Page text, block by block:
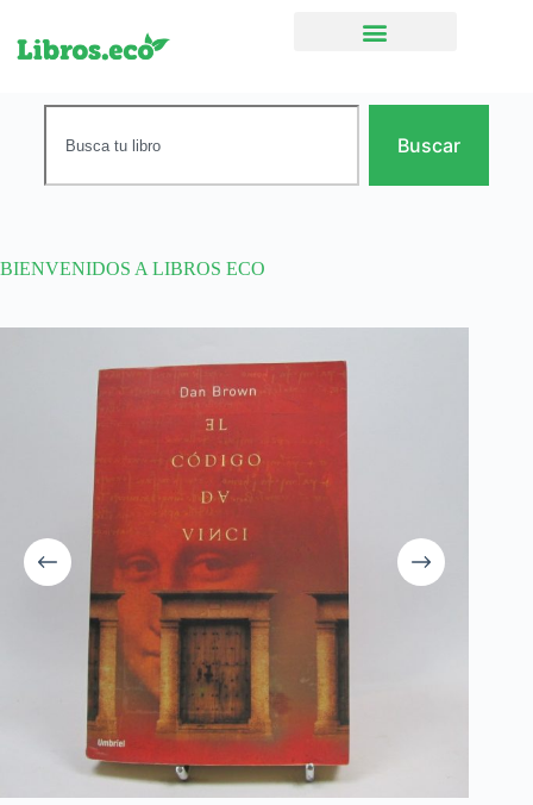
Buscar
BIENVENIDOS A LIBROS ECO